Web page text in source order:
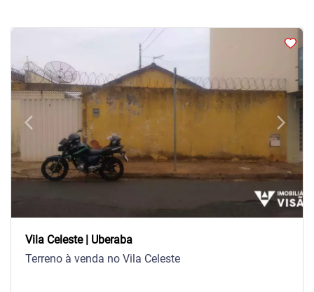
arrow_back_iosPrevious arrow_forward_iosNext
Vila Celeste | Uberaba
Terreno à venda no Vila Celeste